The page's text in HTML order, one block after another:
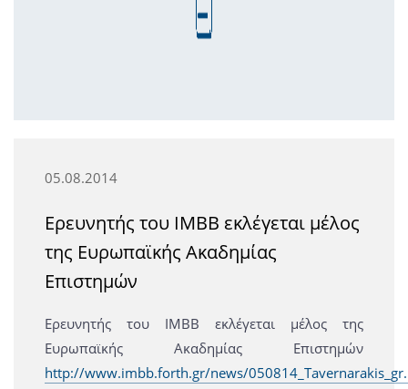
05.08.2014
Ερευνητής του IMBB εκλέγεται μέλος
της Ευρωπαϊκής Ακαδημίας
Επιστημών
Ερευνητής του IMBB εκλέγεται μέλος της
Ευρωπαϊκής Ακαδημίας Επιστημών
http://www.imbb.forth.gr/news/